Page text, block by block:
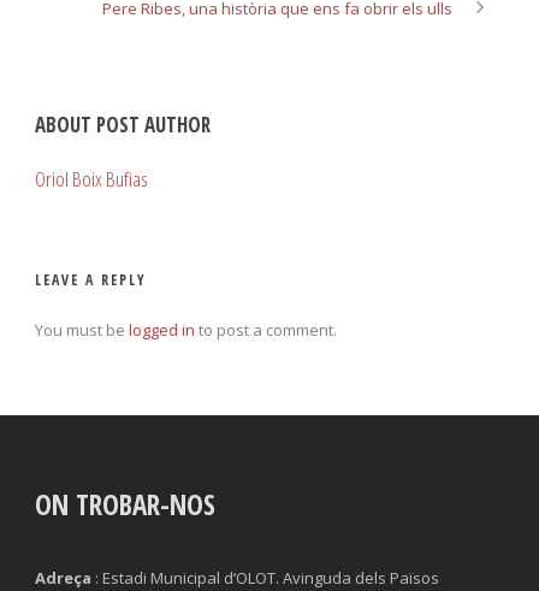
Pere Ribes, una història que ens fa obrir els ulls
ABOUT POST AUTHOR
Oriol Boix Bufias
LEAVE A REPLY
You must be logged in to post a comment.
ON TROBAR-NOS
Adreça : Estadi Municipal d’OLOT. Avinguda dels Països